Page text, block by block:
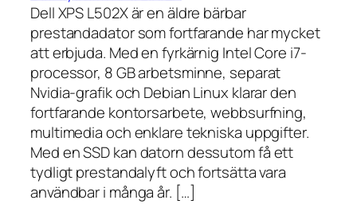
Dell XPS L502X är en äldre bärbar
prestandadator som fortfarande har mycket
att erbjuda. Med en fyrkärnig Intel Core i7-
processor, 8 GB arbetsminne, separat
Nvidia-grafik och Debian Linux klarar den
fortfarande kontorsarbete, webbsurfning,
multimedia och enklare tekniska uppgifter.
Med en SSD kan datorn dessutom få ett
tydligt prestandalyft och fortsätta vara
användbar i många år. […]